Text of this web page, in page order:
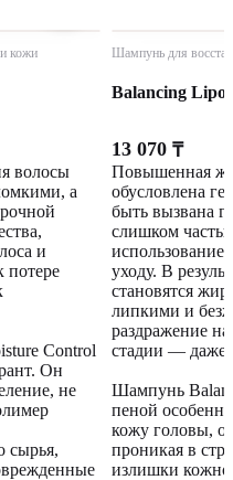
кожи
волосы
а
и
потере
Control
Он
не
сырья,
Шампунь для
Balancing
13 070 ₸
Повышенная
обусловлена
быть вызвана
слишком
уходу. В
становятся
липкими и
раздражение
стадии — даже
Шампунь
пеной
кожу головы,
проникая в
излишки